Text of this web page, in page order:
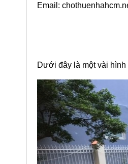
Email:
Dưới đây là một vài hình
sông Sài
Nguyễn
5 Phòng
Cho Thuê
200
90
Trệt 3 lầu